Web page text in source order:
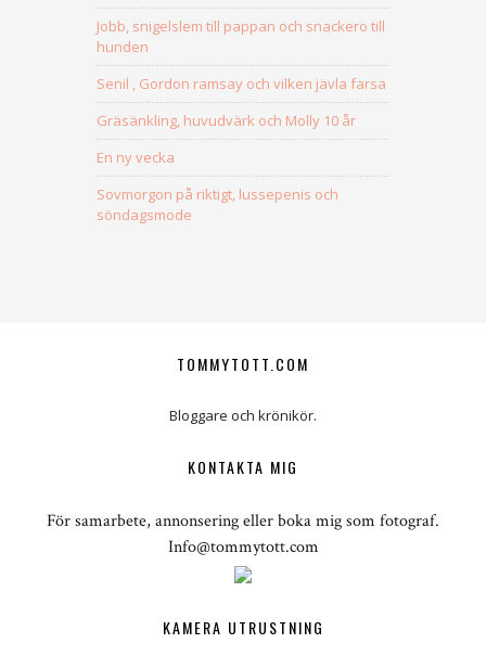
Jobb, snigelslem till pappan och snackero till
hunden
Senil , Gordon ramsay och vilken jävla farsa
Gräsänkling, huvudvärk och Molly 10 år
En ny vecka
Sovmorgon på riktigt, lussepenis och
söndagsmode
TOMMYTOTT.COM
Bloggare och krönikör.
KONTAKTA MIG
För samarbete, annonsering eller boka mig som fotograf.
Info@tommytott.com
KAMERA UTRUSTNING